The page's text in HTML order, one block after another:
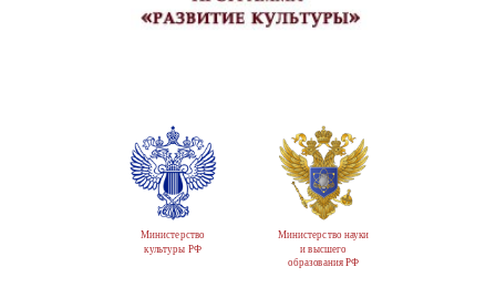
Министерство
культуры РФ
Министерство науки
и высшего
образования РФ